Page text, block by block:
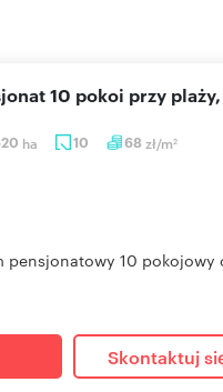
ha 10 68 zł/m2
10 pokoi przy
pensjonatowy 10 pokojowy
Skontaktuj